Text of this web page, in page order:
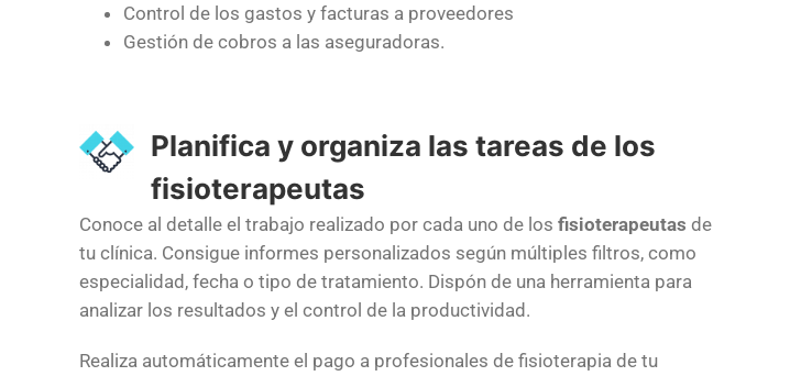
Control de los gastos y facturas a proveedores
Gestión de cobros a las aseguradoras.
Planifica y organiza las tareas de los
fisioterapeutas
Conoce al detalle el trabajo realizado por cada uno de los fisioterapeutas de
tu clínica. Consigue informes personalizados según múltiples filtros, como
especialidad, fecha o tipo de tratamiento. Dispón de una herramienta para
analizar los resultados y el control de la productividad.
Realiza automáticamente el pago a profesionales de fisioterapia de tu